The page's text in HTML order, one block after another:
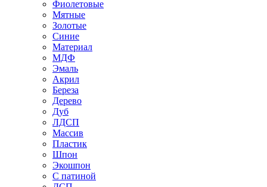
Фиолетовые
Мятные
Золотые
Синие
Материал
МДФ
Эмаль
Акрил
Береза
Дерево
Дуб
ЛДСП
Массив
Пластик
Шпон
Экошпон
С патиной